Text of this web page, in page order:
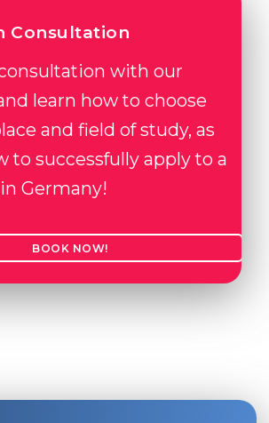
Consultation
with our
learn how to choose
and field of study, as
to successfully apply to a
Germany!
BOOK NOW!